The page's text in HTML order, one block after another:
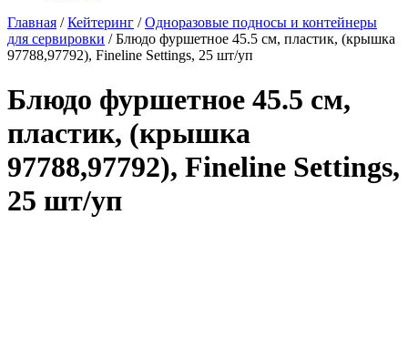
Главная /Кейтеринг /Одноразовые подносы и контейнеры
для сервировки /Блюдо фуршетное 45.5 см, пластик, (крышка
97788,97792), Fineline Settings, 25 шт/уп
Блюдо фуршетное 45.5 см,
пластик, (крышка
97788,97792), Fineline Settings,
25 шт/уп